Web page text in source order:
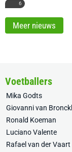
6
Meer nieuws
Voetballers
Mika Godts
Giovanni van
Ronald Koeman
Luciano Valente
Rafael van der Vaart